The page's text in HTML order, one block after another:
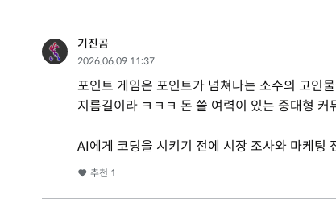
기진곰
2026.06.09 11:37
포인트 게임은 포인트가 넘쳐나는 소수의 고인
지름길이라 ㅋㅋㅋ 돈 쓸 여력이 있는 중대형
AI에게 코딩을 시키기 전에 시장 조사와 마케팅
추천 1